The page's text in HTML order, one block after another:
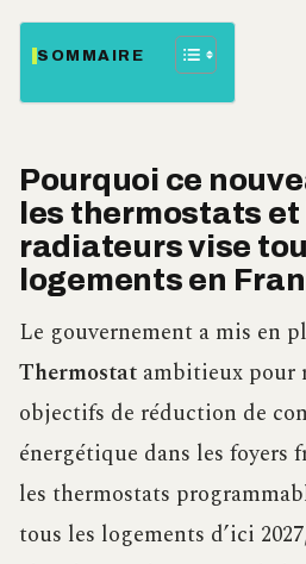
SOMMAIRE
Pourquoi ce
les thermostats et
radiateurs vise
logements en
Le gouvernement a mis en
Thermostat ambitieux pour
objectifs de réduction de
énergétique dans les foyers
les thermostats
tous les logements d’ici